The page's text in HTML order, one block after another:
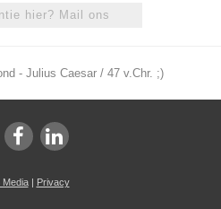
hier? Mail ons
- Julius Caesar / 47 v.Chr. ;)
Media| Privacy